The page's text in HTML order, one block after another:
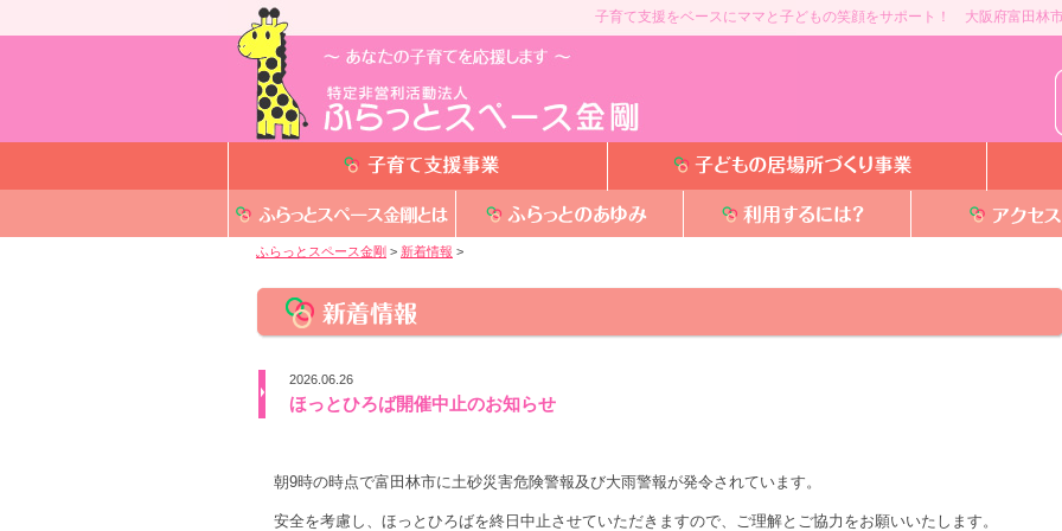
子育て支援をベースにママと子どもの笑顔をサポート！ 大阪府富田林
ふらっとスペース金剛 > 新着情報 >
2026.06.26
ほっとひろば開催中止のお知らせ
朝9時の時点で富田林市に土砂災害危険警報及び大雨警報が発令されています。
安全を考慮し、ほっとひろばを終日中止させていただきますので、ご理解とご協力をお願いいたします。